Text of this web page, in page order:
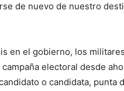
de nuevo de nuestro
en el gobierno, los
electoral desde
o candidata,